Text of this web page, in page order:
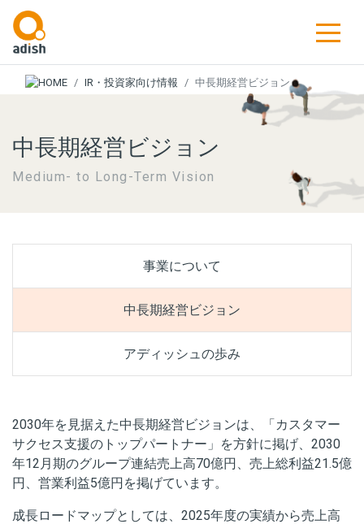
IR・投資家向け情報 中長期経営ビジョン
中長期経営ビジョン
Medium- to Long-Term Vision
事業について
中長期経営ビジョン
アディッシュの歩み
2030年を見据えた中長期経営ビジョンは、「カスタマー
サクセス支援のトップパートナー」を方針に掲げ、2030
年12月期のグループ連結売上高70億円、売上総利益21.5億
円、営業利益5億円を掲げています。
成長ロードマップとしては、2025年度の実績から売上高